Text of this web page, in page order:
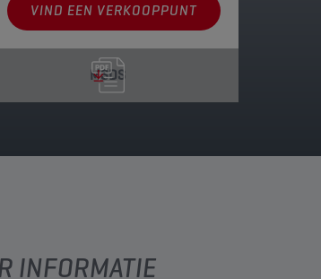
VIND EEN VERKOOPPUNT
MSDS
INFORMATIE